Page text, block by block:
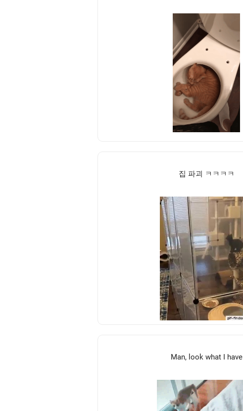
집 파괴 ㅋㅋㅋㅋ
Man, look what I have